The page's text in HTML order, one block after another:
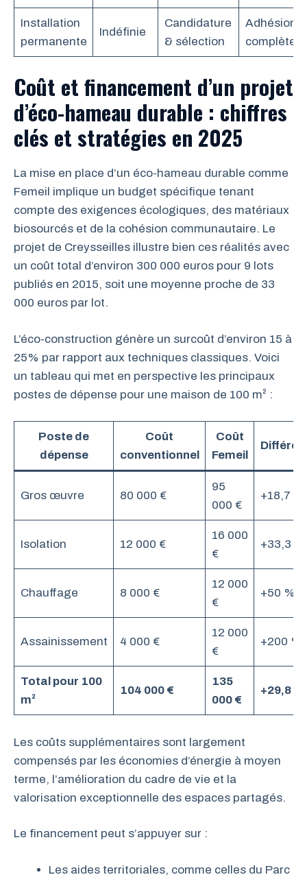
Installation
permanente
Indéfinie
Candidature
& sélection
Adhésion
complète
Coût et financement d’un projet
d’éco-hameau durable : chiffres
clés et stratégies en 2025
La mise en place d’un éco-hameau durable comme
Femeil implique un budget spécifique tenant
compte des exigences écologiques, des matériaux
biosourcés et de la cohésion communautaire. Le
projet de Creysseilles illustre bien ces réalités avec
un coût total d’environ 300 000 euros pour 9 lots
publiés en 2015, soit une moyenne proche de 33
000 euros par lot.
L’éco-construction génère un surcoût d’environ 15 à
25% par rapport aux techniques classiques. Voici
un tableau qui met en perspective les principaux
postes de dépense pour une maison de 100 m² :
Poste de
dépense
Coût
conventionnel
Coût
Femeil
Gros œuvre 80 000 €
95
000 €
+18,7 %
Isolation 12 000 €
16 000
€
+33,3 %
Chauffage 8 000 €
12 000
€
+50 %
Assainissement 4 000 €
12 000
€
+200 %
Total pour 100
m²
104 000 €
135
000 €
+29,8 %
Les coûts supplémentaires sont largement
compensés par les économies d’énergie à moyen
terme, l’amélioration du cadre de vie et la
valorisation exceptionnelle des espaces partagés.
Le financement peut s’appuyer sur :
Les aides territoriales, comme celles du Parc